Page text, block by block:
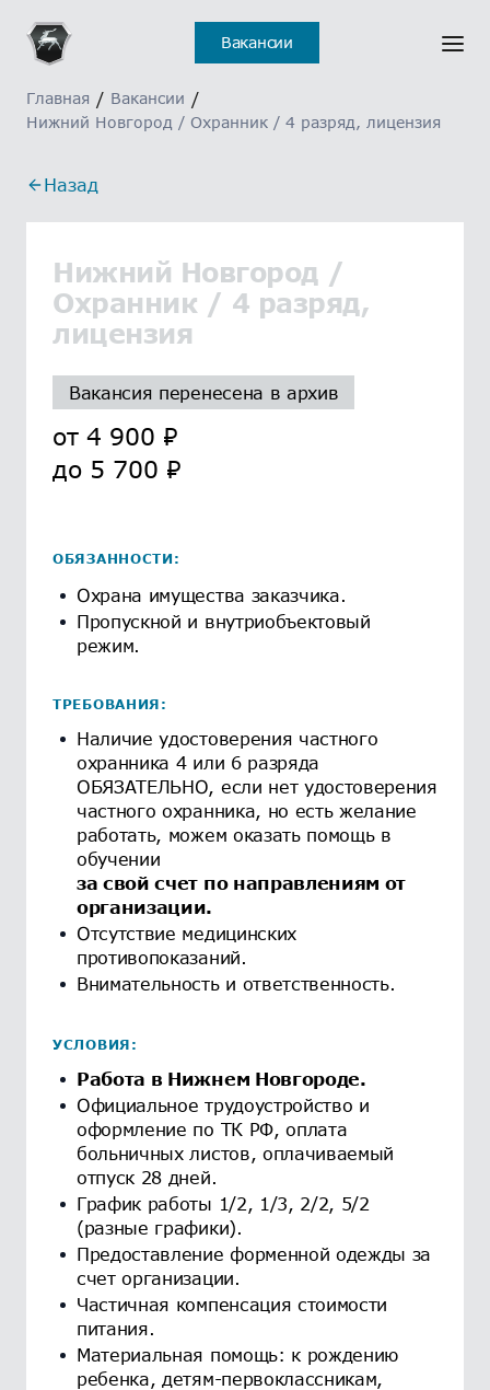
Вакансии
Главная / Вакансии /
Нижний Новгород / Охранник / 4 разряд, лицензия
Назад
Нижний Новгород /
Охранник / 4 разряд,
лицензия
Вакансия перенесена в архив
от4 900 ₽
до 5 700 ₽
ОБЯЗАННОСТИ:
Охрана имущества заказчика.
Пропускной и внутриобъектовый
режим.
ТРЕБОВАНИЯ:
Наличие удостоверения частного
охранника 4 или 6 разряда
ОБЯЗАТЕЛЬНО, если нет удостоверения
частного охранника, но есть желание
работать, можем оказать помощь в
обучении
за свой счет по направлениям от
организации.
Отсутствие медицинских
противопоказаний.
Внимательность и ответственность.
УСЛОВИЯ:
Работа в Нижнем Новгороде.
Официальное трудоустройство и
оформление по ТК РФ, оплата
больничных листов, оплачиваемый
отпуск 28 дней.
График работы 1/2, 1/3, 2/2, 5/2
(разные графики).
Предоставление форменной одежды за
счет организации.
Частичная компенсация стоимости
питания.
Материальная помощь: к рождению
ребенка, детям-первоклассникам,